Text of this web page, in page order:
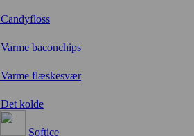
Candyfloss
Varme baconchips
Varme flæskesvær
Det kolde
Softice